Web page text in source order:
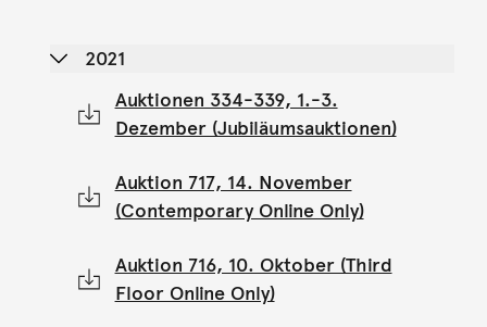
2021
Auktionen 334-339, 1.-3.
Dezember (Jubiläumsauktionen)
Auktion 717, 14. November
(Contemporary Online Only)
Auktion 716, 10. Oktober (Third
Floor Online Only)